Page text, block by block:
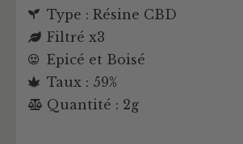
Type : Résine CBD
Filtré x3
Epicé et Boisé
Taux : 59%
Quantité : 2g